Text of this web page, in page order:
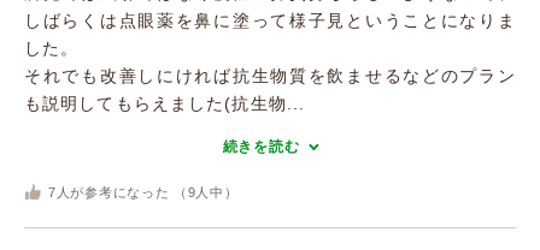
しばらくは点眼薬を鼻に塗って様子見ということになりま
した。
それでも改善しにければ抗生物質を飲ませるなどのプラン
も説明してもらえました(抗生物...
続きを読む
7 人が参考になった （ 9 人中）